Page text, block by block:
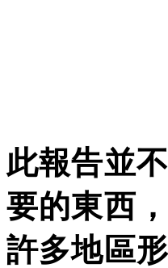
此報告並
要的東西
許多地區